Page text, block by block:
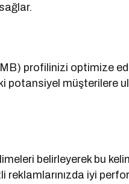
profilinizi optimize
potansiyel müşterilere
belirleyerek bu
reklamlarınızda iyi